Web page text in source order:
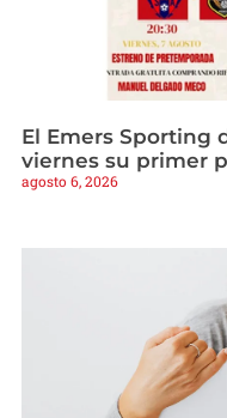
El Emers Sporting
viernes su primer
agosto 6, 2026